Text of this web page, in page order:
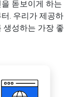
돋보이게 하는
. 우리가 제공하
생성하는 가장 좋